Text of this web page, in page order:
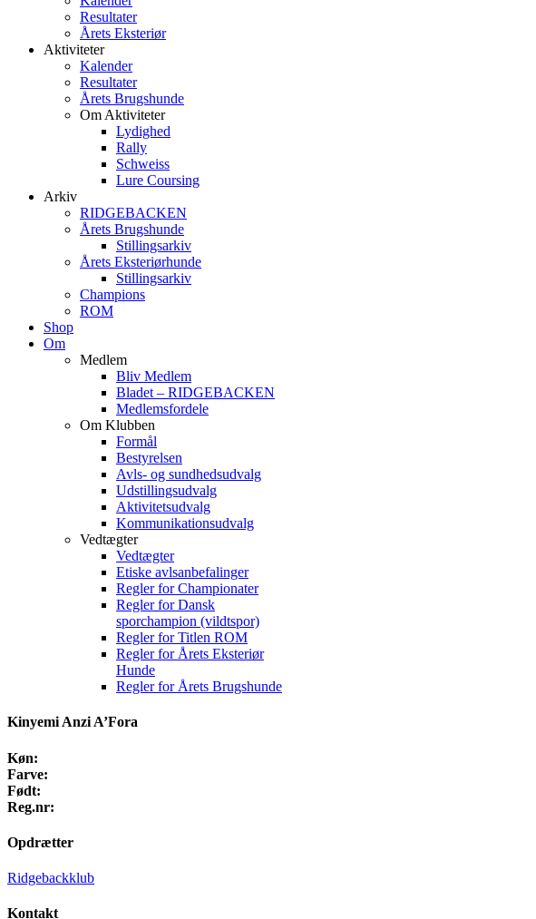
Resultater
Årets Eksteriør
Aktiviteter
Kalender
Resultater
Årets Brugshunde
Om Aktiviteter
Lydighed
Rally
Schweiss
Lure Coursing
Arkiv
RIDGEBACKEN
Årets Brugshunde
Stillingsarkiv
Årets Eksteriørhunde
Stillingsarkiv
Champions
ROM
Shop
Om
Medlem
Bliv Medlem
Bladet – RIDGEBACKEN
Medlemsfordele
Om Klubben
Formål
Bestyrelsen
Avls- og sundhedsudvalg
Udstillingsudvalg
Aktivitetsudvalg
Kommunikationsudvalg
Vedtægter
Vedtægter
Etiske avlsanbefalinger
Regler for Championater
Regler for Dansk
sporchampion (vildtspor)
Regler for Titlen ROM
Regler for Årets Eksteriør
Hunde
Regler for Årets Brugshunde
Kinyemi Anzi A’Fora
Køn:
Farve:
Født:
Reg.nr:
Opdrætter
Ridgebackklub
Kontakt